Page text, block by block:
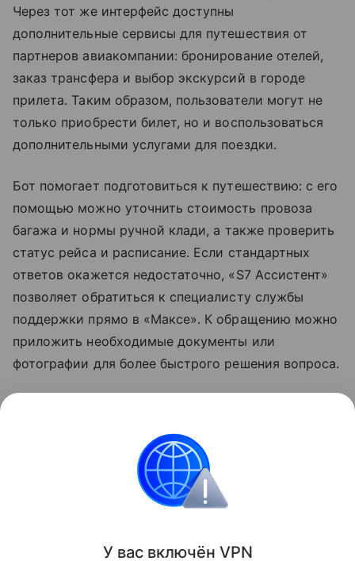
Через тот же интерфейс доступны
дополнительные сервисы для путешествия от
партнеров авиакомпании: бронирование отелей,
заказ трансфера и выбор экскурсий в городе
прилета. Таким образом, пользователи могут не
только приобрести билет, но и воспользоваться
дополнительными услугами для поездки.
Бот помогает подготовиться к путешествию: с его
помощью можно уточнить стоимость провоза
багажа и нормы ручной клади, а также проверить
статус рейса и расписание. Если стандартных
ответов окажется недостаточно, «S7 Ассистент»
позволяет обратиться к специалисту службы
поддержки прямо в «Максе». К обращению можно
приложить необходимые документы или
фотографии для более быстрого решения вопроса.
Мессенджер MAX
Поделиться
У вас включён VPN